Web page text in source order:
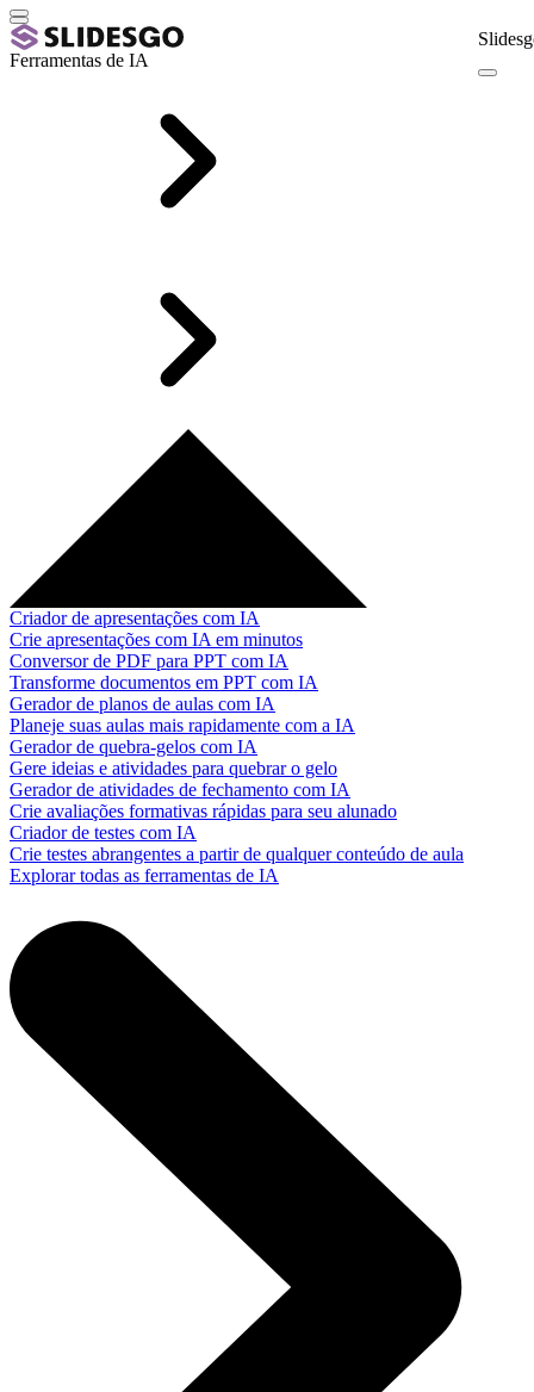
Ferramentas de IA
Criador de apresentações com IA
Crie apresentações com IA em minutos
Conversor de PDF para PPT com IA
Transforme documentos em PPT com IA
Gerador de planos de aulas com IA
Planeje suas aulas mais rapidamente com a IA
Gerador de quebra-gelos com IA
Gere ideias e atividades para quebrar o gelo
Gerador de atividades de fechamento com IA
Crie avaliações formativas rápidas para seu alunado
Criador de testes com IA
Crie testes abrangentes a partir de qualquer conteúdo de aula
Explorar todas as ferramentas de IA